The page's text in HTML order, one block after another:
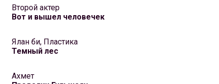
Второй актер
Вот и вышел человечек
Ялан би, Пластика
Темный лес
Ахмет